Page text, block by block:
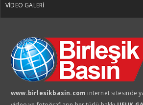
VİDEO GALERİ
www.birlesikbasin.com internet sitesinde